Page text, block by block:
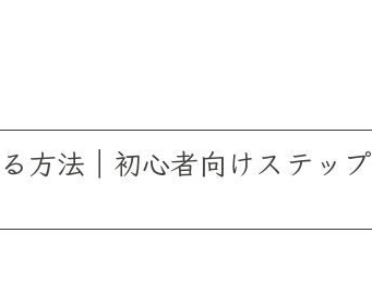
方法｜初心者向けステップ